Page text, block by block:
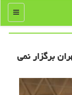
منو
تهران برگزار نمی